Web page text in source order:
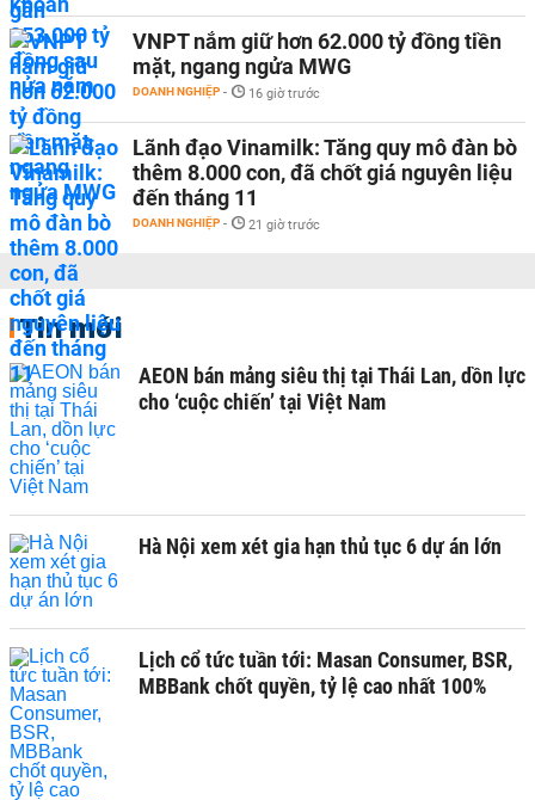
VNPT nắm giữ hơn 62.000 tỷ đồng tiền
mặt, ngang ngửa MWG
DOANH NGHIỆP - 16 giờ trước
Lãnh đạo Vinamilk: Tăng quy mô đàn bò
thêm 8.000 con, đã chốt giá nguyên liệu
đến tháng 11
DOANH NGHIỆP - 21 giờ trước
Tin mới
AEON bán mảng siêu thị tại Thái Lan, dồn lực
cho ‘cuộc chiến’ tại Việt Nam
Hà Nội xem xét gia hạn thủ tục 6 dự án lớn
Lịch cổ tức tuần tới: Masan Consumer, BSR,
MBBank chốt quyền, tỷ lệ cao nhất 100%